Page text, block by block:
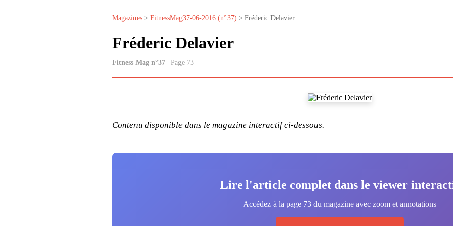
Magazines > FitnessMag37-06-2016 (n°37) > Fréderic Delavier
Fréderic Delavier
Fitness Mag n°37 | Page 73
Contenu disponible dans le magazine interactif ci-dessous.
Lire l'article complet dans le viewer
Accédez à la page 73 du magazine avec zoom et annotations